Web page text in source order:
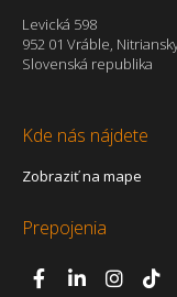
Levická 598
952 01 Vráble,
Slovenská republika
Kde nás nájdete
Zobraziť na mape
Prepojenia